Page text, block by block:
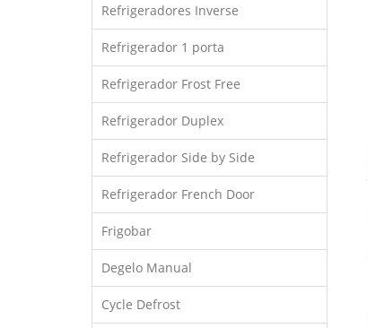
Refrigeradores Inverse
Refrigerador 1 porta
Refrigerador Frost Free
Refrigerador Duplex
Refrigerador Side by Side
Refrigerador French Door
Frigobar
Degelo Manual
Cycle Defrost